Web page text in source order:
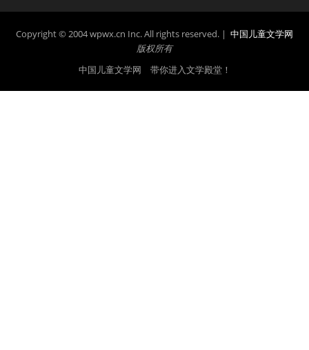
Copyright © 2004 wpwx.cn Inc. All rights reserved. | 中国儿童文学网
版权所有
中国儿童文学网 带你进入文学殿堂！